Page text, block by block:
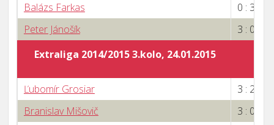
Balázs Farkas
0 : 3
Peter Jánošík
3 : 0
Extraliga 2014/2015 3.kolo, 24.01.2015
Ľubomír Grosiar
3 : 2
Branislav Mišovič
3 : 0